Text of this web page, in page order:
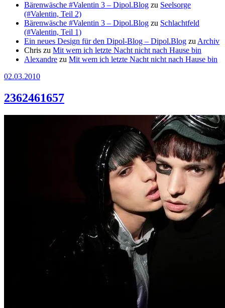
Bärenwäsche #Valentin 3 – Dipol.Blog zu Seelsorge
(#Valentin, Teil 2)
Bärenwäsche #Valentin 3 – Dipol.Blog zu Schlachtfeld
(#Valentin, Teil 1)
Ein neues Design für den Dipol-Blog – Dipol.Blog zuArchiv
Chris zu Mit wem ich letzte Nacht nicht nach Hause bin
Alexandre zu Mit wem ich letzte Nacht nicht nach Hause bin
02.03.2010
2362461657